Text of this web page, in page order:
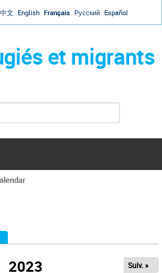
to navigation
中文 English Français Русский Español
et migrants
2023 Suiv. »